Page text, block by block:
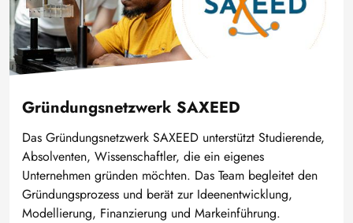
Gründungsnetzwerk SAXEED
Das Gründungsnetzwerk SAXEED unterstützt Studierende,
Absolventen, Wissenschaftler, die ein eigenes
Unternehmen gründen möchten. Das Team begleitet den
Gründungsprozess und berät zur Ideenentwicklung,
Modellierung, Finanzierung und Markeinführung.